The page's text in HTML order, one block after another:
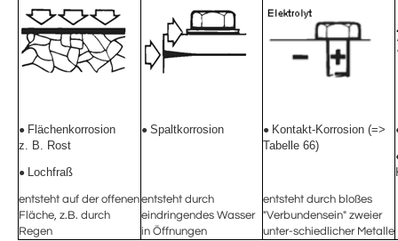
● Flächenkorrosion
z. B. Rost
● Lochfraß
● Spaltkorrosion ● Kontakt-Korrosion (=>
Tabelle 66)
entsteht auf der offenen
Fläche, z.B. durch
Regen
entsteht durch
eindringendes Wasser
in Öffnungen
entsteht durch bloßes
"Verbundensein" zweier
unter-schiedlicher Metalle